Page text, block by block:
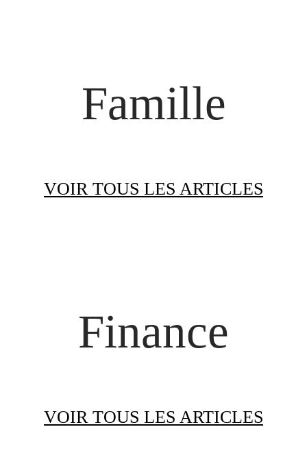
Famille
VOIR TOUS LES ARTICLES
Finance
VOIR TOUS LES ARTICLES